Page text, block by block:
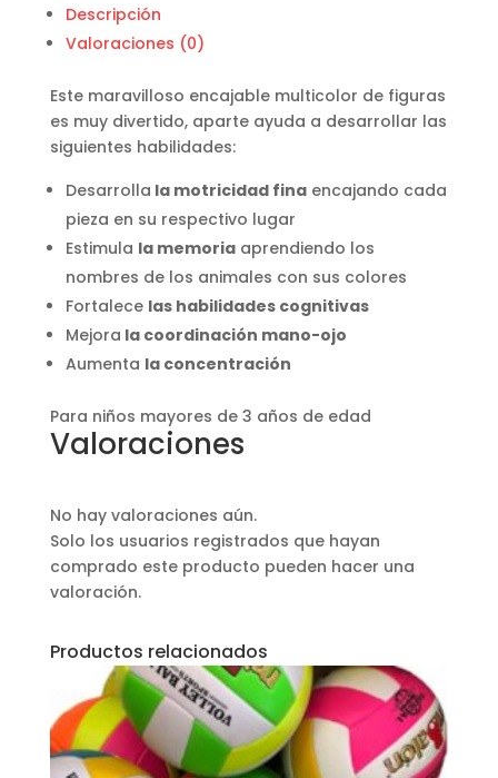
Descripción
Valoraciones (0)
Este maravilloso encajable multicolor de figuras
es muy divertido, aparte ayuda a desarrollar las
siguientes habilidades:
Desarrolla la motricidad finaencajando cada
pieza en su respectivo lugar
Estimula la memoriaaprendiendo los
nombres de los animales con sus colores
Fortalece las habilidades cognitivas
Mejora la coordinación mano-ojo
Aumenta la concentración
Para niños mayores de 3 años de edad
Valoraciones
No hay valoraciones aún.
Solo los usuarios registrados que hayan
comprado este producto pueden hacer una
valoración.
Productos relacionados